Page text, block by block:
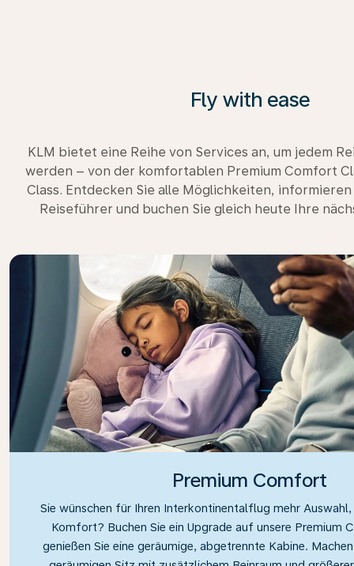
Fly with ease
KLM bietet eine Reihe von Services an, um jedem
werden – von der komfortablen Premium Comfort
Class. Entdecken Sie alle Möglichkeiten, informieren
Reiseführer und buchen Sie gleich heute Ihre
Premium Comfort
Sie wünschen für Ihren Interkontinentalflug mehr
Komfort? Buchen Sie ein Upgrade auf unsere Premium
genießen Sie eine geräumige, abgetrennte Kabine.